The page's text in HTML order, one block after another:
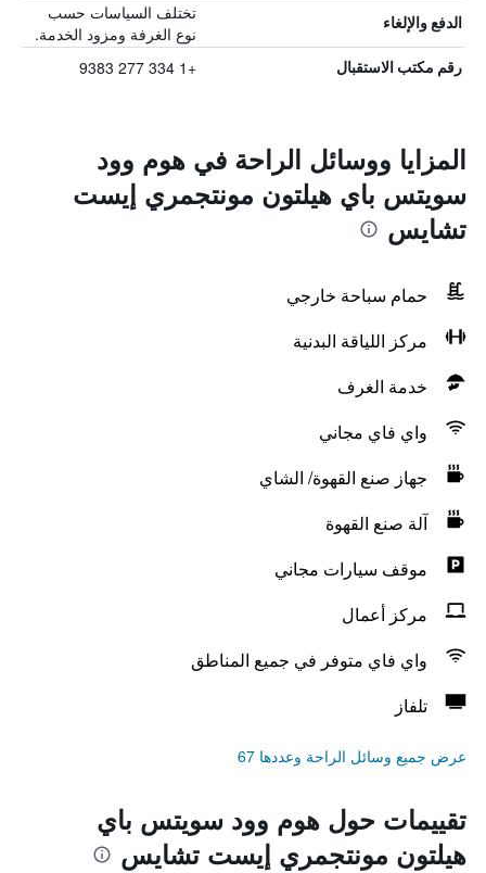
الدفع والإلغاء
تختلف السياسات حسب
نوع الغرفة ومزود الخدمة.
رقم مكتب الاستقبال +1 334 277 9383
المزايا ووسائل الراحة في هوم وود
سويتس باي هيلتون مونتجمري إيست
تشايس
حمام سباحة خارجي
مركز اللياقة البدنية
خدمة الغرف
واي فاي مجاني
جهاز صنع القهوة/ الشاي
آلة صنع القهوة
موقف سيارات مجاني
مركز أعمال
واي فاي متوفر في جميع المناطق
تلفاز
عرض جميع وسائل الراحة وعددها 67
تقييمات حول هوم وود سويتس باي
هيلتون مونتجمري إيست تشايس